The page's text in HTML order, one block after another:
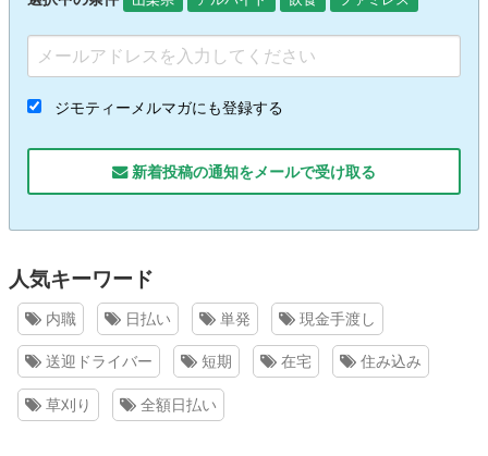
ジモティーメルマガにも登録する
新着投稿の通知をメールで受け取る
人気キーワード
内職 日払い 単発 現金手渡し
送迎ドライバー 短期 在宅 住み込み
草刈り 全額日払い